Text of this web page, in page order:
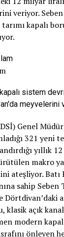
veriyor.
kapalı
Genel
321 yeni
yıllık
makro
ateşliyor. Batı
sahip Seben
Dörtdivan’daki
klasik açık
modern
önleyen